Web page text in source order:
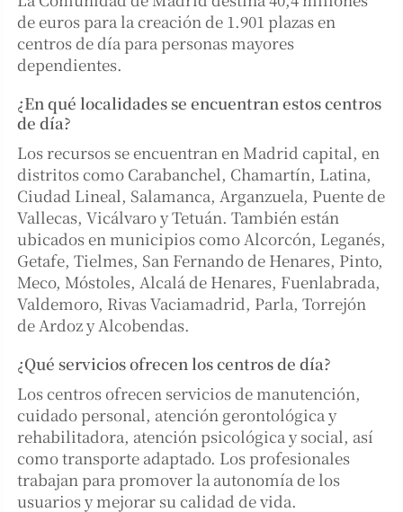
de euros para la creación de 1.901 plazas en
centros de día para personas mayores
dependientes.
¿En qué localidades se encuentran estos centros
de día?
Los recursos se encuentran en Madrid capital, en
distritos como Carabanchel, Chamartín, Latina,
Ciudad Lineal, Salamanca, Arganzuela, Puente de
Vallecas, Vicálvaro y Tetuán. También están
ubicados en municipios como Alcorcón, Leganés,
Getafe, Tielmes, San Fernando de Henares, Pinto,
Meco, Móstoles, Alcalá de Henares, Fuenlabrada,
Valdemoro, Rivas Vaciamadrid, Parla, Torrejón
de Ardoz y Alcobendas.
¿Qué servicios ofrecen los centros de día?
Los centros ofrecen servicios de manutención,
cuidado personal, atención gerontológica y
rehabilitadora, atención psicológica y social, así
como transporte adaptado. Los profesionales
trabajan para promover la autonomía de los
usuarios y mejorar su calidad de vida.